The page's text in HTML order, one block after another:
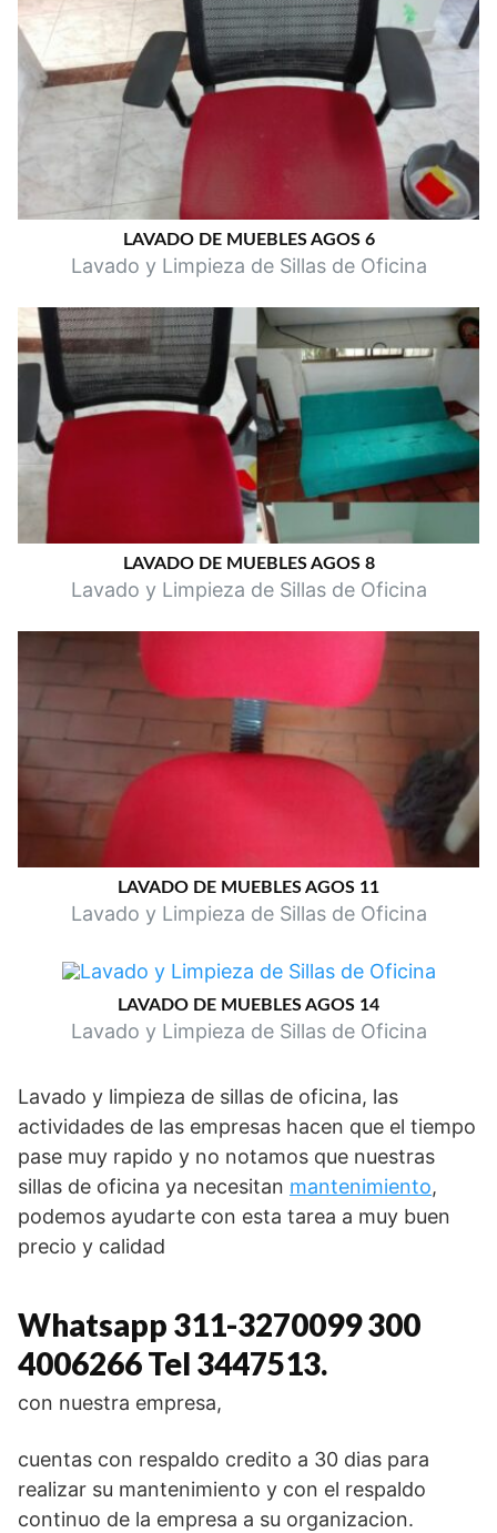
LAVADO DE MUEBLES AGOS 6
Lavado y Limpieza de Sillas de Oficina
LAVADO DE MUEBLES AGOS 8
Lavado y Limpieza de Sillas de Oficina
LAVADO DE MUEBLES AGOS 11
Lavado y Limpieza de Sillas de Oficina
LAVADO DE MUEBLES AGOS 14
Lavado y Limpieza de Sillas de Oficina
Lavado y limpieza de sillas de oficina, las
actividades de las empresas hacen que el tiempo
pase muy rapido y no notamos que nuestras
sillas de oficina ya necesitan mantenimiento,
podemos ayudarte con esta tarea a muy buen
precio y calidad
Whatsapp 311-3270099 300
4006266 Tel 3447513.
con nuestra empresa,
cuentas con respaldo credito a 30 dias para
realizar su mantenimiento y con el respaldo
continuo de la empresa a su organizacion.